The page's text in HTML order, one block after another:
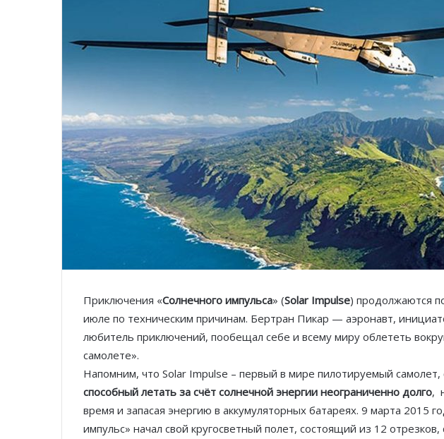
Приключения «Солнечного импульса» (Solar Impulse) продолжаются
июле по техническим причинам. Бертран Пикар — аэронавт,
любитель приключений, пообещал себе и всему миру облететь
самолете».
Напомним, что Solar Impulse – первый в мире пилотируемый
способный летать за счёт солнечной энергии неограниченно долго,
время и запасая энергию в аккумуляторных батареях. 9 марта 2015
импульс» начал свой кругосветный полет, состоящий из 12 отрезков,